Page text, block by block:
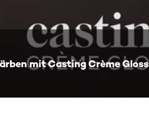
mit Casting Crème Gloss